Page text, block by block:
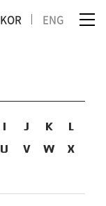
KOR ENG
I J K
L
U V W
X